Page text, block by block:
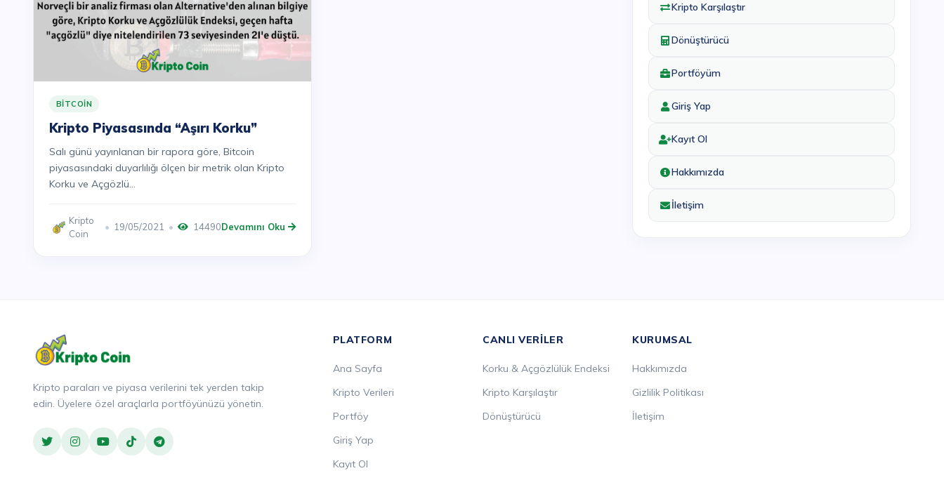
BITCOIN
Kripto Piyasasında “Aşırı Korku”
Salı günü yayınlanan bir rapora göre, Bitcoin
piyasasındaki duyarlılığı ölçen bir metrik olan Kripto
Korku ve Açgözlü...
Kripto
Coin
19/05/2021 14490Devamını Oku
Kripto Karşılaştır
Dönüştürücü
Portföyüm
Giriş Yap
Kayıt Ol
Hakkımızda
İletişim
Kripto paraları ve piyasa verilerini tek yerden takip
edin. Üyelere özel araçlarla portföyünüzü yönetin.
PLATFORM
Ana Sayfa
Kripto Verileri
Portföy
Giriş Yap
Kayıt Ol
CANLI VERILER
Korku & Açgözlülük Endeksi
Kripto Karşılaştır
Dönüştürücü
KURUMSAL
Hakkımızda
Gizlilik Politikası
İletişim